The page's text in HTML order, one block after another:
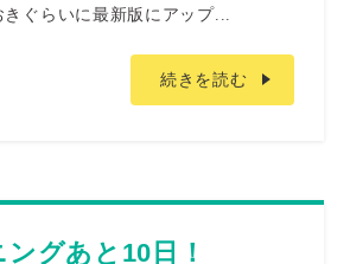
ぐらいに最新版にアップ...
続きを読む
グあと10日！